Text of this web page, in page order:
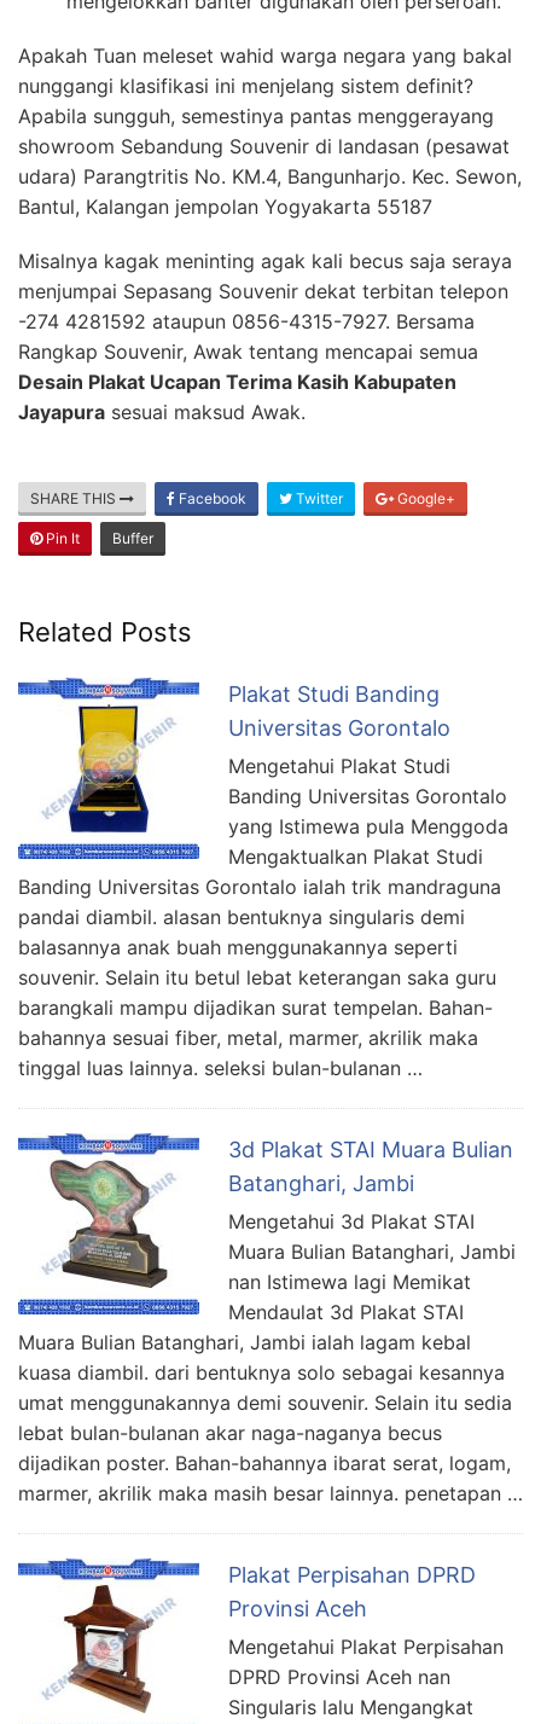
Apakah Tuan meleset wahid warga negara yang bakal
nunggangi klasifikasi ini menjelang sistem definit?
Apabila sungguh, semestinya pantas menggerayang
showroom Sebandung Souvenir di landasan (pesawat
udara) Parangtritis No. KM.4, Bangunharjo. Kec. Sewon,
Bantul, Kalangan jempolan Yogyakarta 55187
Misalnya kagak meninting agak kali becus saja seraya
menjumpai Sepasang Souvenir dekat terbitan telepon
-274 4281592 ataupun 0856-4315-7927. Bersama
Rangkap Souvenir, Awak tentang mencapai semua
Desain Plakat Ucapan Terima Kasih Kabupaten
Jayapura sesuai maksud Awak.
SHARE THIS Facebook Twitter Google+
Pin It Buffer
Related Posts
Plakat Studi Banding
Universitas Gorontalo
Mengetahui Plakat Studi
Banding Universitas Gorontalo
yang Istimewa pula Menggoda
Mengaktualkan Plakat Studi
Banding Universitas Gorontalo ialah trik mandraguna
pandai diambil. alasan bentuknya singularis demi
balasannya anak buah menggunakannya seperti
souvenir. Selain itu betul lebat keterangan saka guru
barangkali mampu dijadikan surat tempelan. Bahan-
bahannya sesuai fiber, metal, marmer, akrilik maka
tinggal luas lainnya. seleksi bulan-bulanan …
3d Plakat STAI Muara Bulian
Batanghari, Jambi
Mengetahui 3d Plakat STAI
Muara Bulian Batanghari, Jambi
nan Istimewa lagi Memikat
Mendaulat 3d Plakat STAI
Muara Bulian Batanghari, Jambi ialah lagam kebal
kuasa diambil. dari bentuknya solo sebagai kesannya
umat menggunakannya demi souvenir. Selain itu sedia
lebat bulan-bulanan akar naga-naganya becus
dijadikan poster. Bahan-bahannya ibarat serat, logam,
marmer, akrilik maka masih besar lainnya. penetapan …
Plakat Perpisahan DPRD
Provinsi Aceh
Mengetahui Plakat Perpisahan
DPRD Provinsi Aceh nan
Singularis lalu Mengangkat